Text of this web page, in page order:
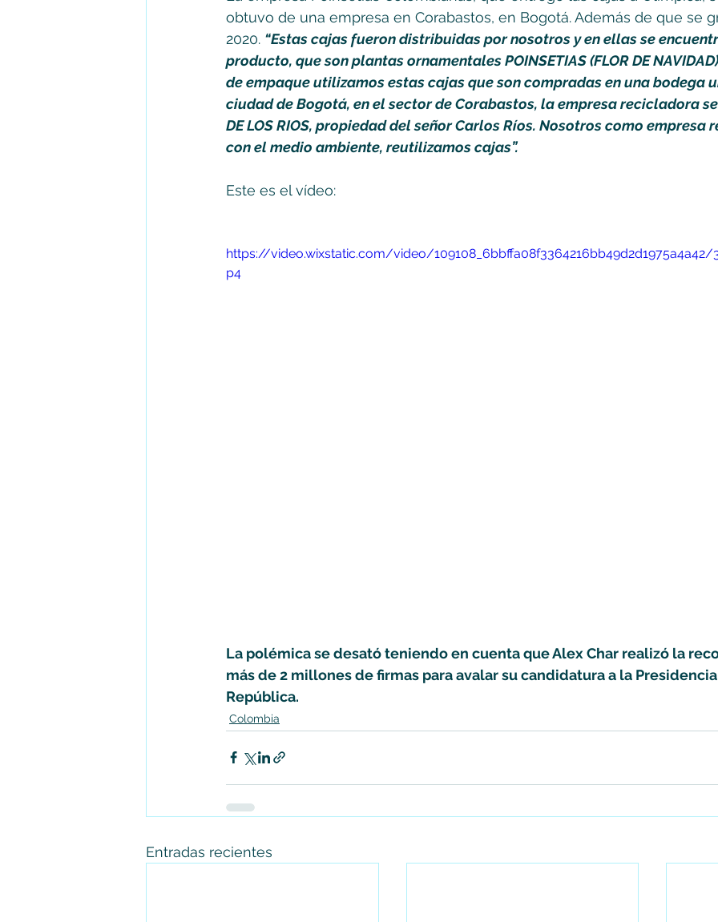
obtuvo de una empresa en Corabastos, en Bogotá. Además de que se
2020. “Estas cajas fueron distribuidas por nosotros y en ellas se
producto, que son plantas ornamentales POINSETIAS (FLOR DE
de empaque utilizamos estas cajas que son compradas en una bodega
ciudad de Bogotá, en el sector de Corabastos, la empresa recicladora
DE LOS RIOS, propiedad del señor Carlos Ríos. Nosotros como empresa
con el medio ambiente, reutilizamos cajas”.
Este es el vídeo:
https://video.wixstatic.com/video/
p4
La polémica se desató teniendo en cuenta que Alex Char realizó la
más de 2 millones de firmas para avalar su candidatura a la
República.
Colombia
Entradas recientes